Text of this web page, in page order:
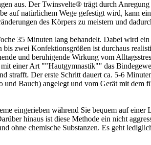
aus. Der Twinsvelte® trägt durch
auf natürlichem Wege gefestigt wird, kann
des Körpers zu meistern und
35 Minuten lang behandelt. Dabei wird
zwei Konfektionsgrößen ist durchaus
und beruhigende Wirkung vom
einer Art ""Hautgymnastik"" das
strafft. Der erste Schritt dauert ca. 5-6
Bauch) angelegt und vom Gerät mit
eingerieben während Sie bequem auf
hinaus ist diese Methode ein nicht
chemische Substanzen. Es geht